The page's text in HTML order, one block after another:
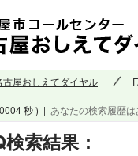
古屋おしえてダイヤル
索結果：
秒 ) | あなたの検索履歴